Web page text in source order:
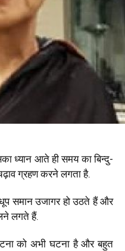
ध्यान आते ही समय का बिन्दु-
ग्रहण करने लगता है.
समान उजागर हो उठते हैं और
लगते हैं.
को अभी घटना है और बहुत